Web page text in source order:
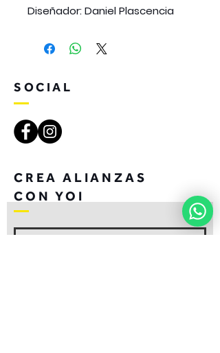
Diseñador: Daniel Plascencia
SOCIAL
CREA ALIANZAS
CON YOI